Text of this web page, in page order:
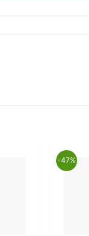
-47%